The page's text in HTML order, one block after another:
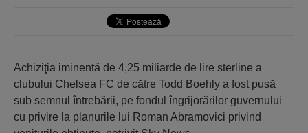
Achiziţia iminentă de 4,25 miliarde de lire sterline a
clubului Chelsea FC de către Todd Boehly a fost pusă
sub semnul întrebării, pe fondul îngrijorărilor guvernului
cu privire la planurile lui Roman Abramovici privind